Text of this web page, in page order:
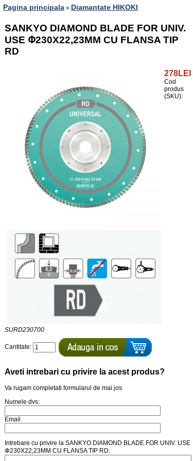
Pagina principala » Diamantate HIKOKI
SANKYO DIAMOND BLADE FOR UNIV.
USE Փ230X22,23MM CU FLANSA TIP
RD
278LEI
Cod
produs
(SKU):
SURD230700
Cantitate:
Aveti intrebari cu privire la acest produs?
Va rugam completati formularul de mai jos
Numele dvs:
Email
Intrebare cu privire la SANKYO DIAMOND BLADE FOR UNIV. USE
Փ230X22,23MM CU FLANSA TIP RD: